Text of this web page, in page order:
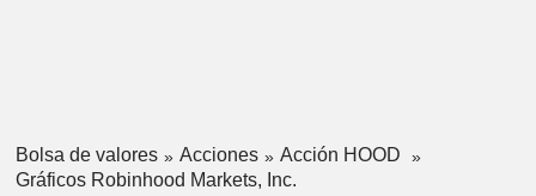
Bolsa de valores Acciones
Acción HOOD
Gráficos Robinhood Markets, Inc.